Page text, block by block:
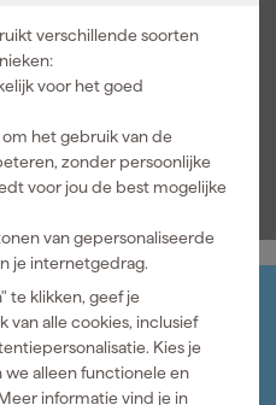
verschillende soorten
voor het goed
om het gebruik van de
zonder persoonlijke
voor jou de best mogelijke
van gepersonaliseerde
je internetgedrag.
te klikken, geef je
alle cookies, inclusief
Kies je
we alleen functionele en
informatie vind je in
en gegevens